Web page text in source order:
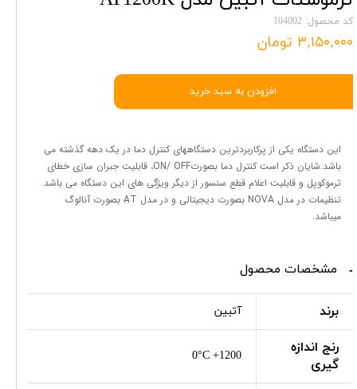
کد محصول: 104002
۳,۱۵۰,۰۰۰ تومان
افزودن به سبد خرید
این دستگاه یکی از پرکاربردترین دستگاههای کنترل دما در یک دهه گذشته می
باشد.شایان ذکر است کنترل دما بصورتON/ OFF، قابلیت جبران سازی خطای
ترموکوپل و قابلیت اعلام قطع سنسور از دیگر ویژگی های این دستگاه می باشد.
تنظیمات در مدل NOVA بصورت دیجیتالی و در مدل AT بصورت آنالوگ
میباشد.
مشخصات محصول
برند آتبین
رنج اندازه
گیری
0°C +1200